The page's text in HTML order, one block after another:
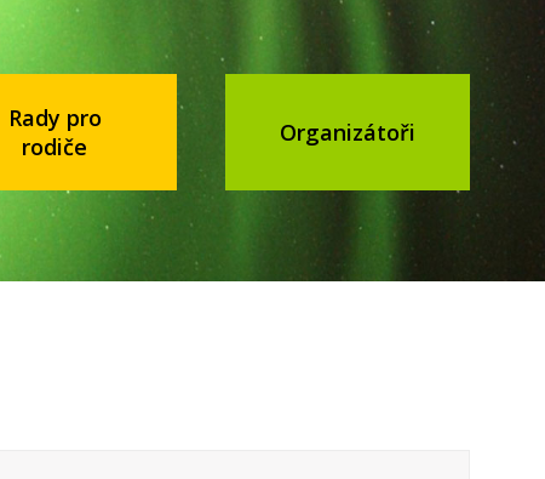
Rady pro
rodiče
Organizátoři